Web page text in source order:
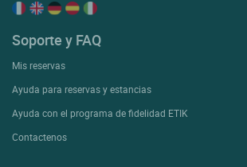
Soporte y FAQ
Mis reservas
Ayuda para reservas y estancias
Ayuda con el programa de fidelidad ETIK
Contactenos